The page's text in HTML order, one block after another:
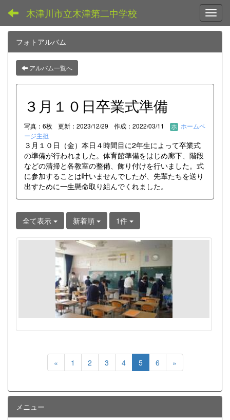
木津川市立木津第二中学校
フォトアルバム
アルバム一覧へ
３月１０日卒業式準備
写真：6枚 更新：2023/12/29 作成：2022/03/11
ホームペ
ージ主担
３月１０日（金）本日４時間目に2年生によって卒業式
の準備が行われました。体育館準備をはじめ廊下、階段
などの清掃と各教室の整備、飾り付けを行いました。式
に参加することは叶いませんでしたが、先輩たちを送り
出すために一生懸命取り組んでくれました。
全て表示 新着順 1件
« 1 2 3 4 5 6 »
メニュー